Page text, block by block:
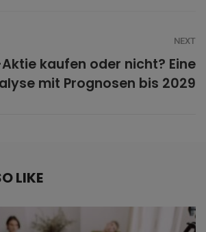
NEXT
kaufen oder nicht? Eine
mit Prognosen bis 2029
LIKE